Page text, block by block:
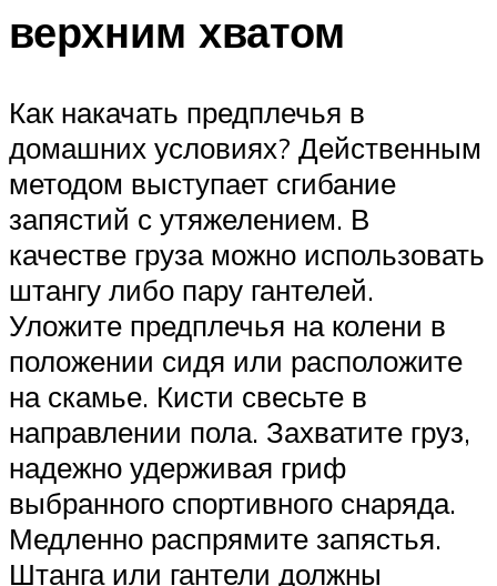
верхним хватом
Как накачать предплечья в
домашних условиях? Действенным
методом выступает сгибание
запястий с утяжелением. В
качестве груза можно использовать
штангу либо пару гантелей.
Уложите предплечья на колени в
положении сидя или расположите
на скамье. Кисти свесьте в
направлении пола. Захватите груз,
надежно удерживая гриф
выбранного спортивного снаряда.
Медленно распрямите запястья.
Штанга или гантели должны